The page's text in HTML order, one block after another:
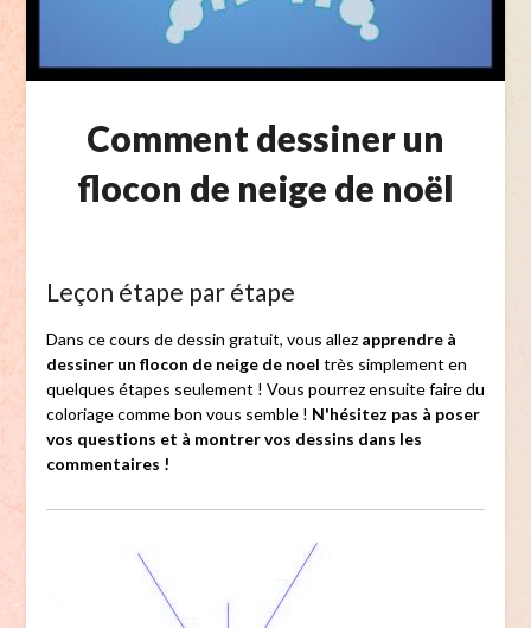
Comment dessiner un
flocon de neige de noël
Leçon étape par étape
Dans ce cours de dessin gratuit, vous allez apprendre à
dessiner un flocon de neige de noel très simplement en
quelques étapes seulement ! Vous pourrez ensuite faire du
coloriage comme bon vous semble ! N'hésitez pas à poser
vos questions et à montrer vos dessins dans les
commentaires !